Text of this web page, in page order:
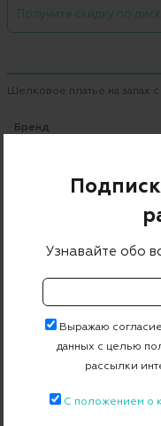
Получите скидку по
Шелковое платье на запах
Бренд
Страна производства
Артикул
Примерка при
Узнавайте обо
Выражаю
данных с целью
рассылки
С положением о